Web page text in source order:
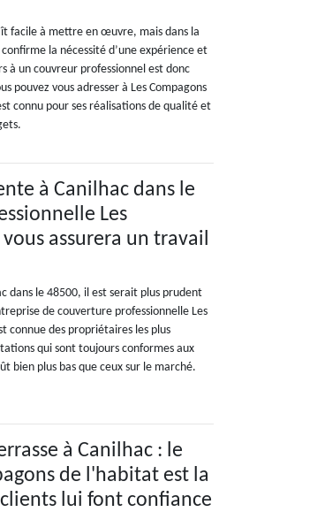
facile à mettre en œuvre, mais dans la
la nécessité d’une expérience et
à un couvreur professionnel est donc
pouvez vous adresser à Les Compagons
connu pour ses réalisations de qualité et
à Canilhac dans le
Les
assurera un travail
dans le 48500, il est serait plus prudent
de couverture professionnelle Les
connue des propriétaires les plus
qui sont toujours conformes aux
bien plus bas que ceux sur le marché.
à Canilhac : le
de l'habitat est la
lui font confiance